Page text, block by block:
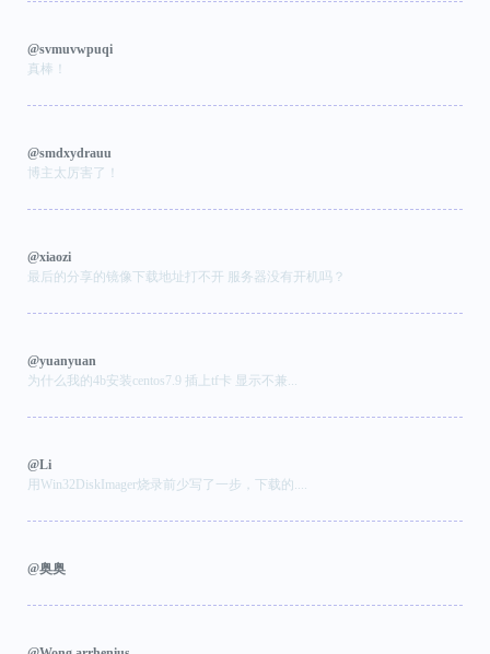
@svmuvwpuqi
真棒！
@smdxydrauu
博主太厉害了！
@xiaozi
最后的分享的镜像下载地址打不开 服务器没有开机吗？
@yuanyuan
为什么我的4b安装centos7.9 插上tf卡 显示不兼...
@Li
用Win32DiskImager烧录前少写了一步，下载的....
@奥奥